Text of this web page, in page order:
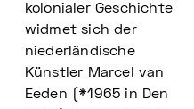
kolonialer Geschichte
widmet sich der
niederländische
Künstler Marcel van
Eeden (*1965 in Den